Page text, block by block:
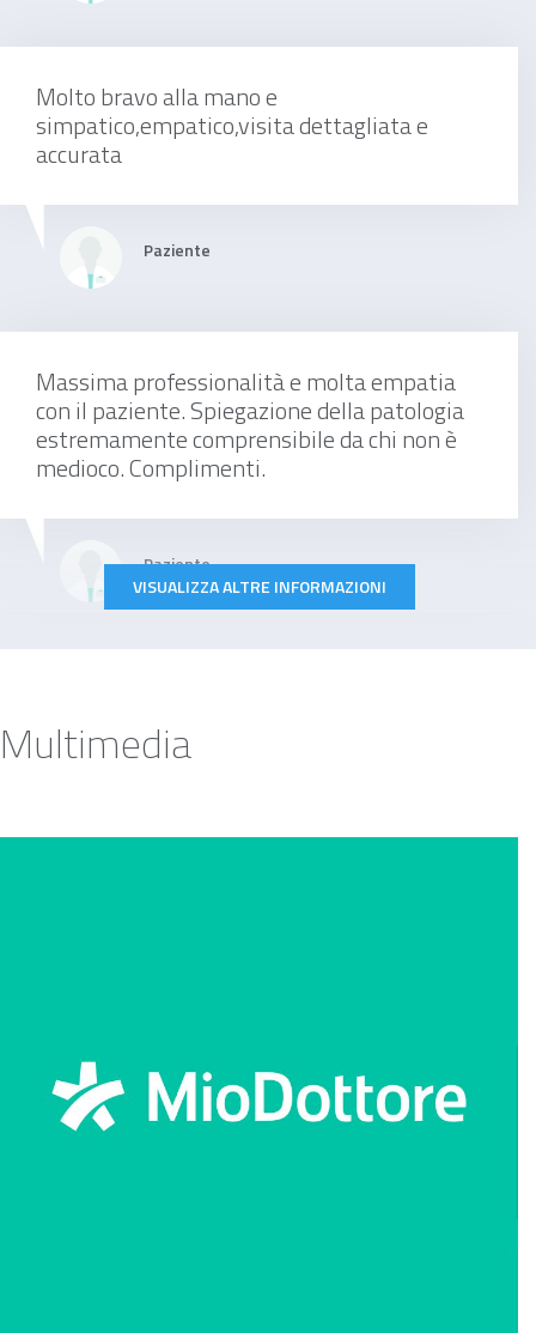
Molto bravo alla mano e
simpatico,empatico,visita dettagliata e
accurata
Paziente
Massima professionalità e molta empatia
con il paziente. Spiegazione della patologia
estremamente comprensibile da chi non è
medioco. Complimenti.
Paziente
professionale che presta cura nei minimi
dettagli e anche una persona che veramente
eccellente consiglio vermante con tutto il
Ho accompagnato mia madre in visita,
premetto che viene da anni di operazioni e
VISUALIZZA ALTRE INFORMAZIONI
Multimedia